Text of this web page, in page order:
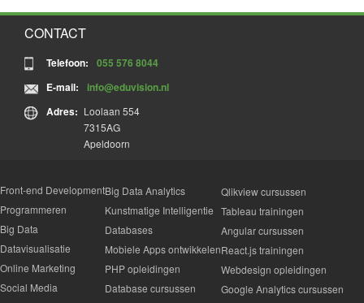
CONTACT
Telefoon:
055 576 8044
E-mail:
info@eduvision.nl
Adres: Loolaan 554
7315AG
Apeldoorn
Front-end Development
Programmeren
Big Data
Datavisualisatie
Online Marketing
Social Media
Big Data Analytics
Kunstmatige Intelligentie
Databases
Mobiele Apps ontwikkelen
PHP opleidingen
Database cursussen
Qlikview cursussen
Tableau trainingen
Angular cursussen
React.js trainingen
Webdesign opleidingen
Google Analytics cursussen